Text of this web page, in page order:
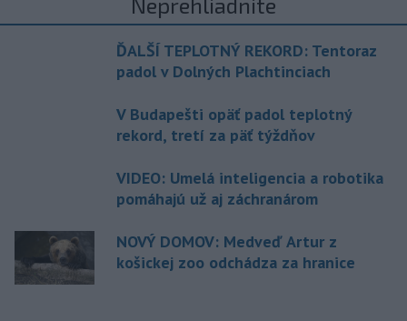
ĎALŠÍ TEPLOTNÝ REKORD: Tentoraz
padol v Dolných Plachtinciach
V Budapešti opäť padol teplotný
rekord, tretí za päť týždňov
VIDEO: Umelá inteligencia a robotika
pomáhajú už aj záchranárom
NOVÝ DOMOV: Medveď Artur z
košickej zoo odchádza za hranice